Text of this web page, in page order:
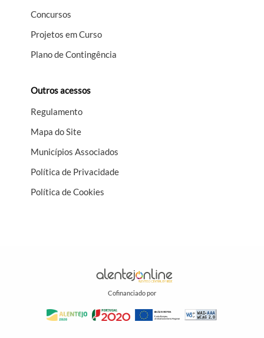
Concursos
Projetos em Curso
Plano de Contingência
Outros acessos
Regulamento
Mapa do Site
Municípios Associados
Política de Privacidade
Política de Cookies
Cofinanciado por